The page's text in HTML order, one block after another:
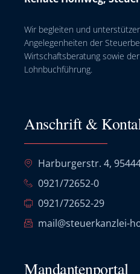
Wir begleiten und
Angelegenheiten der
Wirtschaftsberatung sowie
Lohnbuchführung.
Anschrift &
Harburgerstr. 4,
0921/72652-0
0921/72652-29
mail@steuerkanzlei-
Mandantenportal